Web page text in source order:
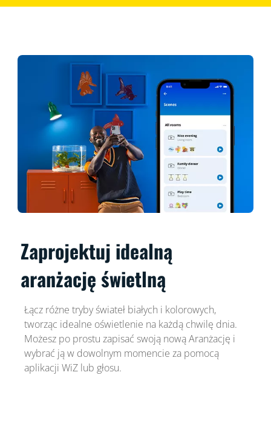
Zaprojektuj idealną
aranżację świetlną
Łącz różne tryby świateł białych i kolorowych,
tworząc idealne oświetlenie na każdą chwilę dnia.
Możesz po prostu zapisać swoją nową Aranżację i
wybrać ją w dowolnym momencie za pomocą
aplikacji WiZ lub głosu.